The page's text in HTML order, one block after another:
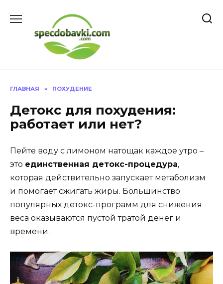
содержанию
ГЛАВНАЯ » ПОХУДЕНИЕ
Детокс для похудения:
работает или нет?
Пейте воду с лимоном натощак каждое утро –
это единственная детокс-процедура,
которая действительно запускает метаболизм
и помогает сжигать жиры. Большинство
популярных детокс-программ для снижения
веса оказываются пустой тратой денег и
времени.